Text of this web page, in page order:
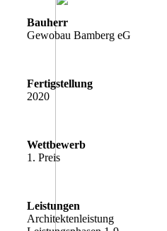
Bauherr
Gewobau Bamberg eG
Fertigstellung
2020
Wettbewerb
1. Preis
Leistungen
Architektenleistung